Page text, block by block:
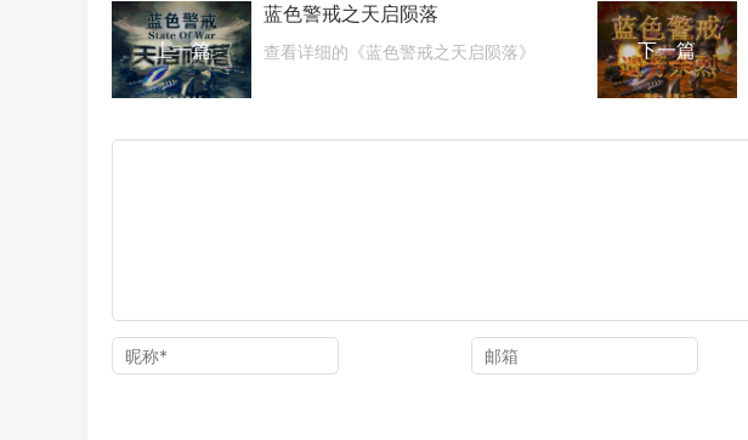
上一篇
蓝色警戒之天启陨落
查看详细的《蓝色警戒之天启陨落》 下一篇